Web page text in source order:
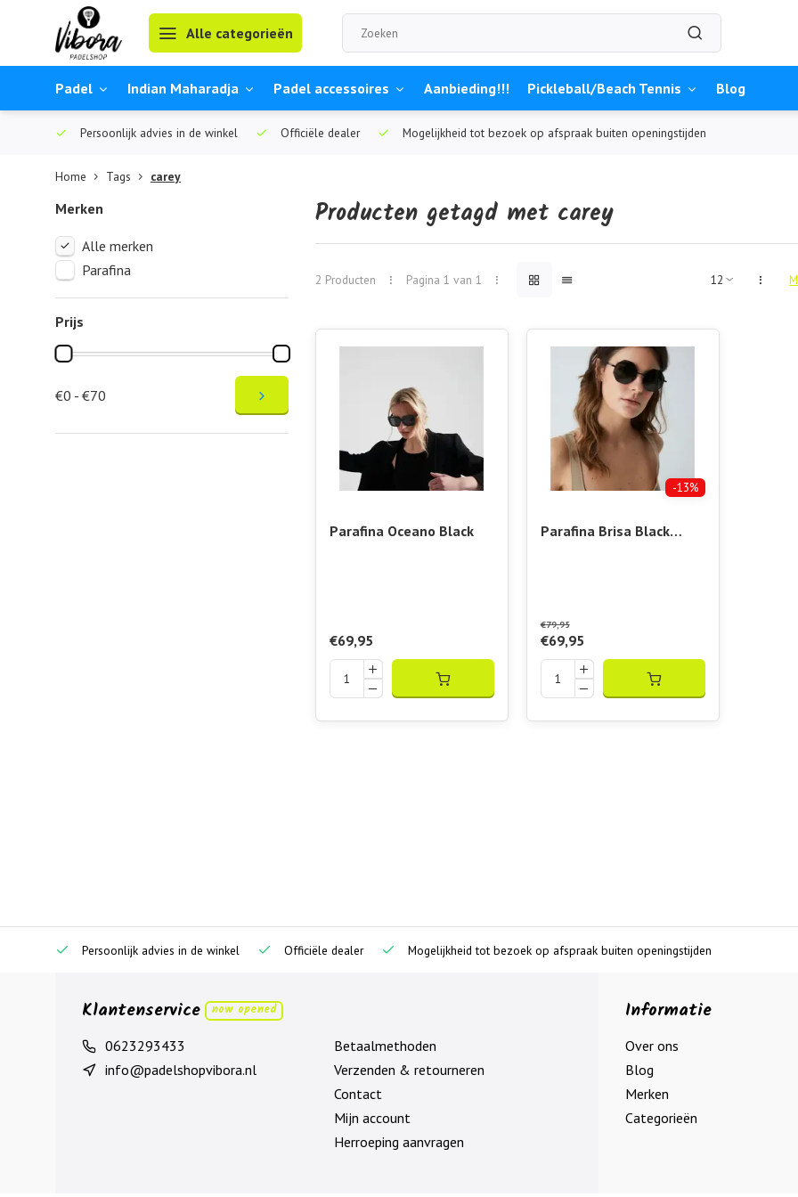
Alle categorieën
Padel Indian Maharadja Padel accessoires Aanbieding!!! Pickleball/Beach Tennis Blog
Persoonlijk advies in de winkel Officiële dealer Mogelijkheid tot bezoek op afspraak buiten openingstijden
Home Tags carey
Merken
Alle merken
Parafina
Prijs
€0 - €70
Producten getagd met carey
2 Producten Pagina 1 van 1
Parafina Oceano Black
€69,95
-13%
Parafina Brisa Black
€79,95
€69,95
Persoonlijk advies in de winkel Officiële dealer Mogelijkheid tot bezoek op afspraak buiten openingstijden
Klantenservice
now opened
0623293433
info@padelshopvibora.nl
Betaalmethoden
Verzenden & retourneren
Contact
Mijn account
Herroeping aanvragen
Informatie
Over ons
Blog
Merken
Categorieën